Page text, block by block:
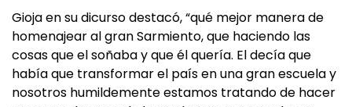
Gioja en su dicurso destacó, “qué mejor manera de
homenajear al gran Sarmiento, que haciendo las
cosas que el soñaba y que él quería. El decía que
había que transformar el país en una gran escuela y
nosotros humildemente estamos tratando de hacer